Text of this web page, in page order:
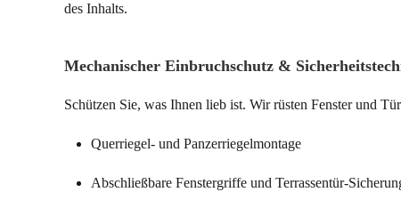
des Inhalts.
Mechanischer Einbruchschutz &
Schützen Sie, was Ihnen lieb ist. Wir rüsten Fenster und
Querriegel- und Panzerriegelmontage
Abschließbare Fenstergriffe und Terrassentür-